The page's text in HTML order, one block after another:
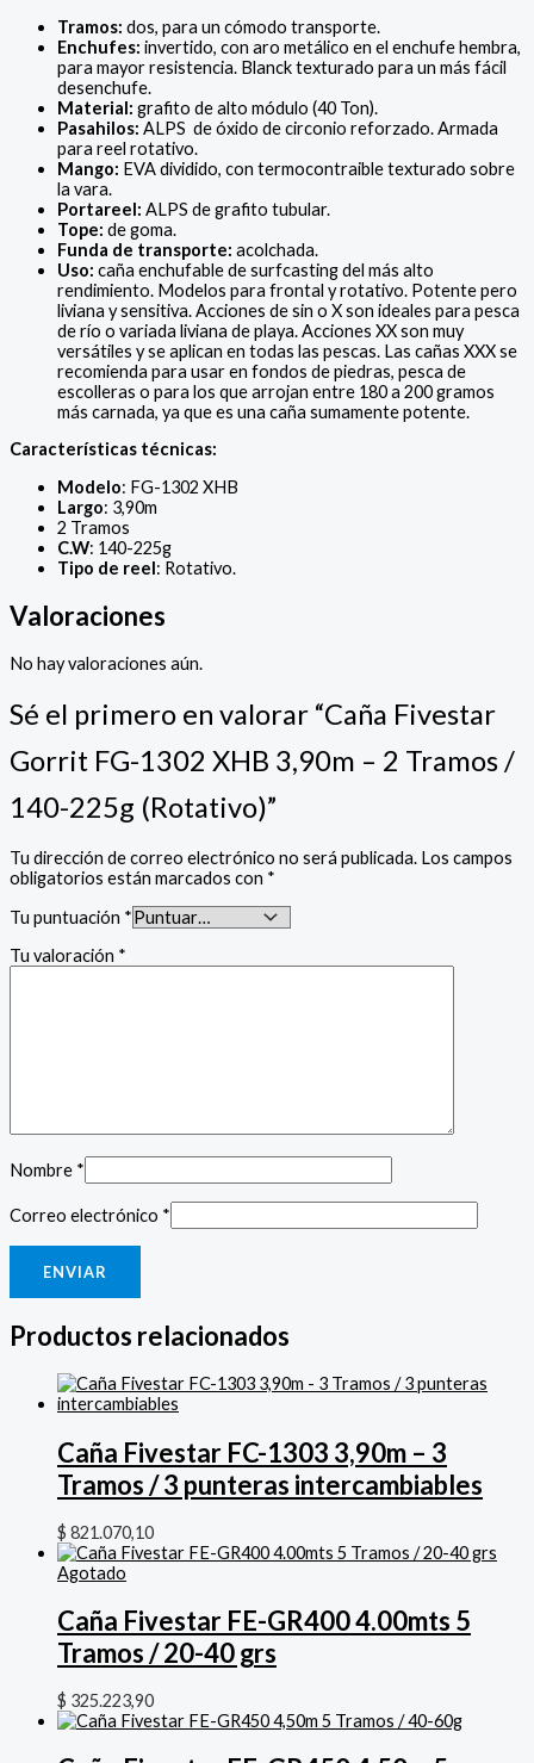
Tramos: dos, para un cómodo transporte.
Enchufes: invertido, con aro metálico en el enchufe hembra,
para mayor resistencia. Blanck texturado para un más fácil
desenchufe.
Material: grafito de alto módulo (40 Ton).
Pasahilos: ALPS de óxido de circonio reforzado. Armada
para reel rotativo.
Mango: EVA dividido, con termocontraible texturado sobre
la vara.
Portareel: ALPS de grafito tubular.
Tope: de goma.
Funda de transporte: acolchada.
Uso: caña enchufable de surfcasting del más alto
rendimiento. Modelos para frontal y rotativo. Potente pero
liviana y sensitiva. Acciones de sin o X son ideales para pesca
de río o variada liviana de playa. Acciones XX son muy
versátiles y se aplican en todas las pescas. Las cañas XXX se
recomienda para usar en fondos de piedras, pesca de
escolleras o para los que arrojan entre 180 a 200 gramos
más carnada, ya que es una caña sumamente potente.
Características técnicas:
Modelo: FG-1302 XHB
Largo: 3,90m
2 Tramos
C.W: 140-225g
Tipo de reel: Rotativo.
Valoraciones
No hay valoraciones aún.
Sé el primero en valorar “Caña Fivestar
Gorrit FG-1302 XHB 3,90m – 2 Tramos /
140-225g (Rotativo)”
Tu dirección de correo electrónico no será publicada. Los campos
obligatorios están marcados con *
Tu puntuación *
Tu valoración *
Nombre *
Correo electrónico *
Productos relacionados
Caña Fivestar FC-1303 3,90m – 3
Tramos / 3 punteras intercambiables
$ 821.070,10
Agotado
Caña Fivestar FE-GR400 4.00mts 5
Tramos / 20-40 grs
$ 325.223,90